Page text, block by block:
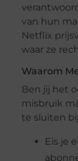
van hun
Netflix
waar ze
Waarom
Ben jij het
misbruik
te sluiten
Eis je